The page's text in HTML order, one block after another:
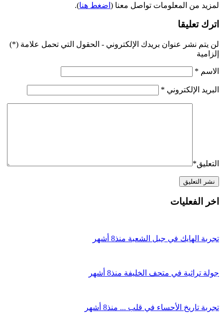
لمزيد من المعلومات تواصل معنا ( اضغط هنا).
اترك تعليقا
لن يتم نشر عنوان بريدك الإلكتروني - الحقول التي تحمل علامة (*)
إلزامية
الاسم *
البريد الإلكتروني *
التعليق*
اخر الفعليات
تجربة الهايك في جبل الشعبة منذ8 أشهر
جولة تراثية في متحف الخليفة منذ8 أشهر
تجربة تاريخ الأحساء في قلب ... منذ8 أشهر